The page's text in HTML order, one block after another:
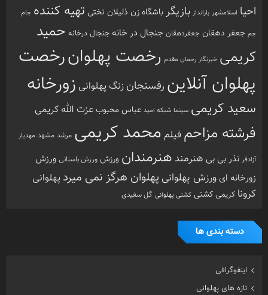
احیا اسلامشهر بارانداز بازیگرباشگاه زن ذلیلان تختی تهیه کننده جام
جم جعفر دهقان جعفردهقان جنجال در خانه جنجال درخانه حمید
کریمی خبرنگار رحمان مقدم رخصت پهلوانرخصت
پهلوان آنلاین رفسنجان زنگ پهلوانی زورخانه
سعید کریمی سینما شبکه امید عباس محبوبعزت الله کریمی
فرشته مزاحمفیلم محمد کریمی مرشد مشهد مهدیار
آزادفر نذر بی بی هنرمند هنرمندان ورزش ورزش باستانی ورزش
زورخانه ای ورزش پهلوانی پهلوان هرگز نمی میرد پهلوانی
کرونا کریمی کشتی کشتی پهلوانی گل سفیدی
دسته بندی ها
اینفوگرافی
تازه های پهلوانی